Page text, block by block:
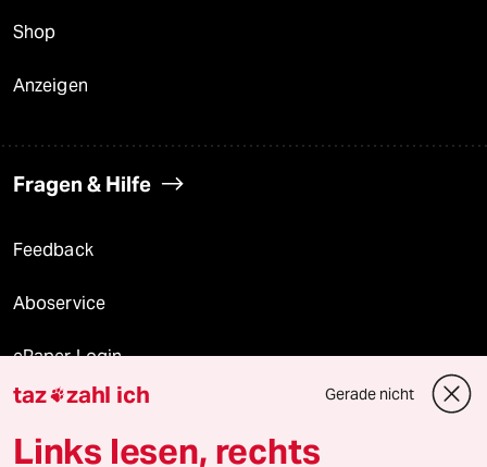
Shop
Anzeigen
Fragen & Hilfe
Feedback
Aboservice
ePaper Login
Downloads für Abonnierende
taz zahl ich Gerade nicht
Links lesen, rechts